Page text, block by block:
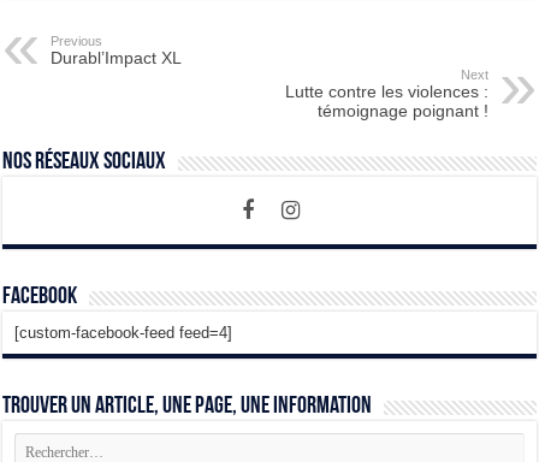
Previous
Durabl’Impact XL
Next
Lutte contre les violences :
témoignage poignant !
Nos Réseaux Sociaux
Facebook
[custom-facebook-feed feed=4]
Trouver un article, une page, une information